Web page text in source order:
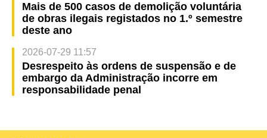
Mais de 500 casos de demolição voluntária
de obras ilegais registados no 1.º semestre
deste ano
2026-07-29 11:57
Desrespeito às ordens de suspensão e de
embargo da Administração incorre em
responsabilidade penal